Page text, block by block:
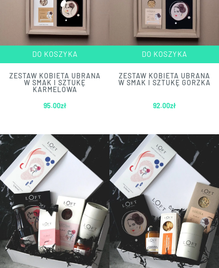
DO KOSZYKA
ZESTAW KOBIETA UBRANA
W SMAK I SZTUKĘ
KARMELOWA
95.00zł
DO KOSZYKA
ZESTAW KOBIETA UBRANA
W SMAK I SZTUKĘ GORZKA
92.00zł